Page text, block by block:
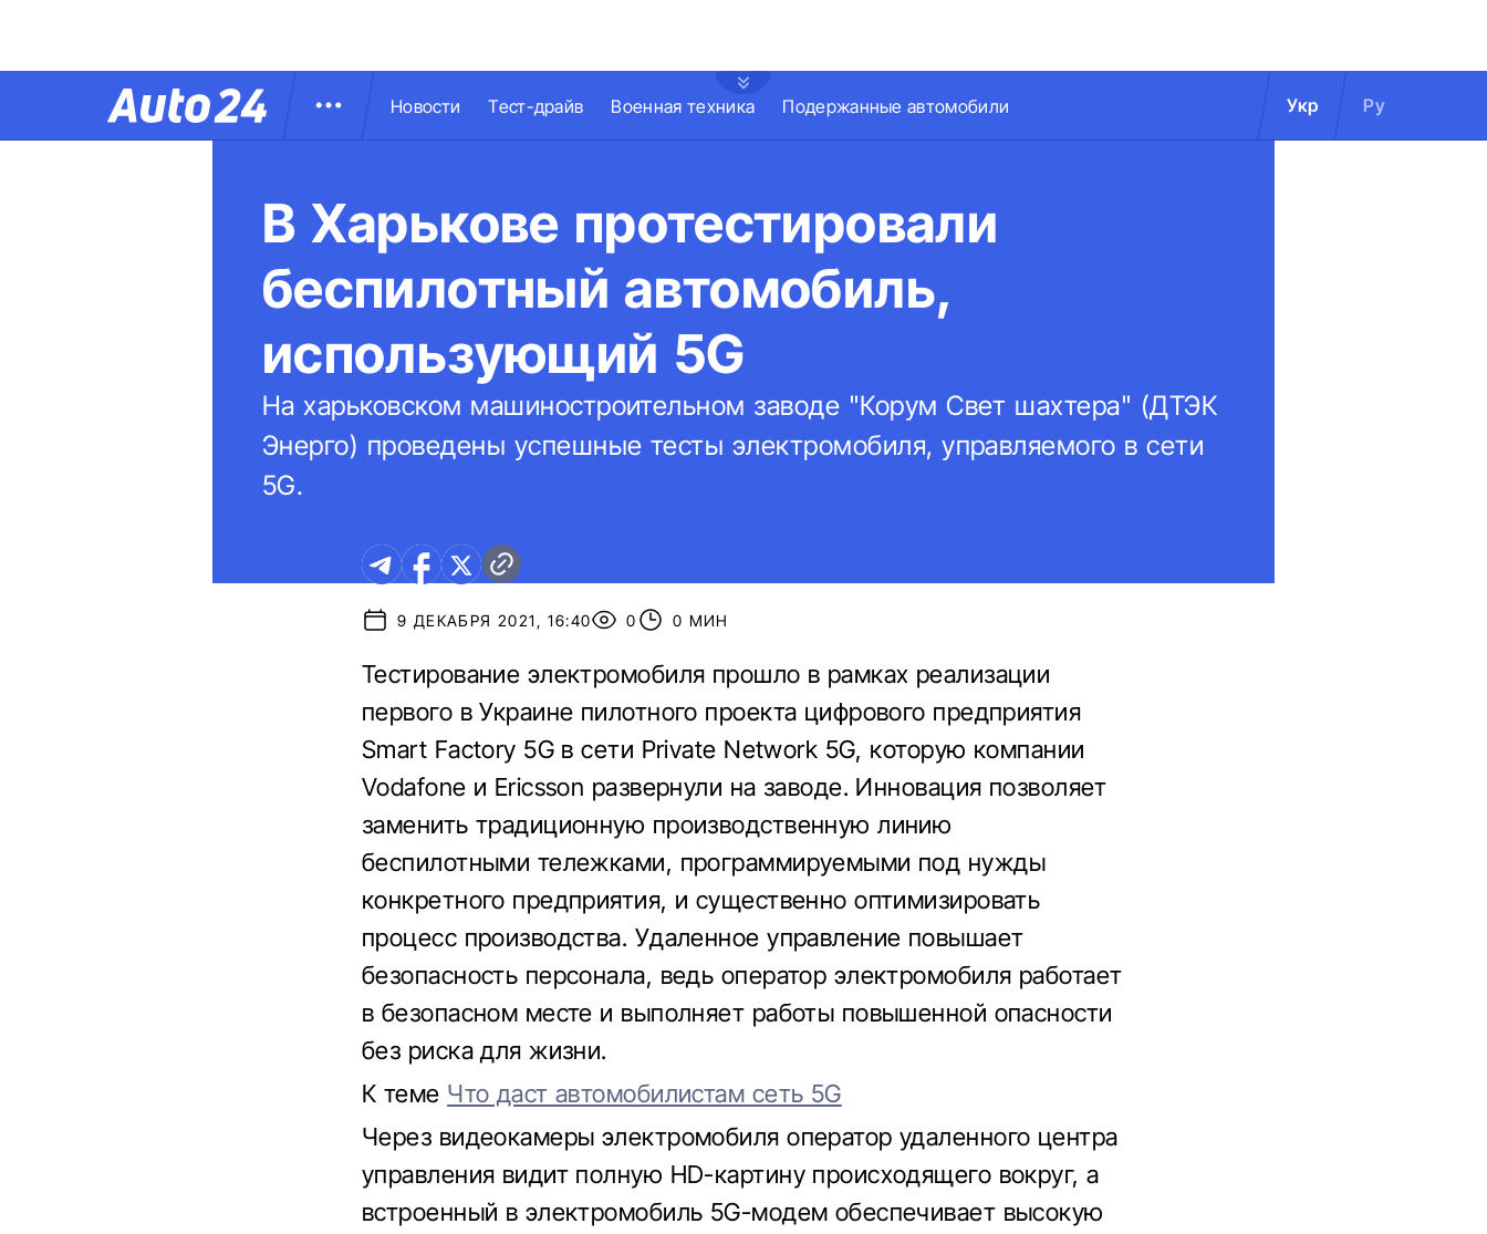
Новости Тест-драйв Военная техника Подержанные автомобили Укр Ру
В Харькове протестировали
беспилотный автомобиль,
использующий 5G
На харьковском машиностроительном заводе "Корум Свет шахтера" (ДТЭК
Энерго) проведены успешные тесты электромобиля, управляемого в сети
5G.
9 ДЕКАБРЯ 2021, 16:40 0 0 МИН
Тестирование электромобиля прошло в рамках реализации
первого в Украине пилотного проекта цифрового предприятия
Smart Factory 5G в сети Private Network 5G, которую компании
Vodafone и Ericsson развернули на заводе. Инновация позволяет
заменить традиционную производственную линию
беспилотными тележками, программируемыми под нужды
конкретного предприятия, и существенно оптимизировать
процесс производства. Удаленное управление повышает
безопасность персонала, ведь оператор электромобиля работает
в безопасном месте и выполняет работы повышенной опасности
без риска для жизни.
К теме Что даст автомобилистам сеть 5G
Через видеокамеры электромобиля оператор удаленного центра
управления видит полную HD-картину происходящего вокруг, а
встроенный в электромобиль 5G-модем обеспечивает высокую